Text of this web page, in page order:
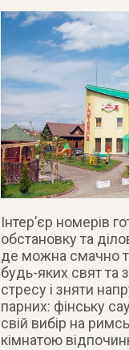
Інтер’єр номерів
обстановку та
де можна смачно
будь-яких свят та
стресу і зняти
парних: фінську
свій вибір на
кімнатою